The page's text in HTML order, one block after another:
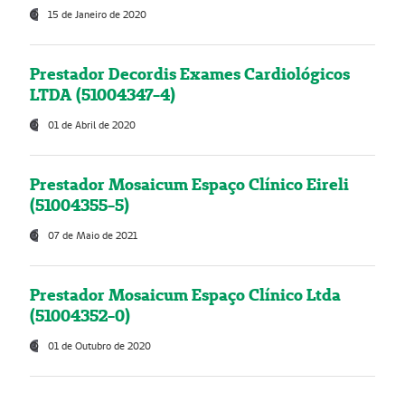
15 de Janeiro de 2020
Prestador Decordis Exames Cardiológicos
LTDA (51004347-4)
01 de Abril de 2020
Prestador Mosaicum Espaço Clínico Eireli
(51004355-5)
07 de Maio de 2021
Prestador Mosaicum Espaço Clínico Ltda
(51004352-0)
01 de Outubro de 2020